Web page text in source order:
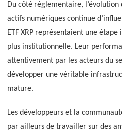
Du côté réglementaire,
actifs numériques continue
ETF XRP représentaient une
plus institutionnelle. Leur
attentivement par les acteurs du
développer une véritable
mature.
Les développeurs et la
par ailleurs de travailler sur des